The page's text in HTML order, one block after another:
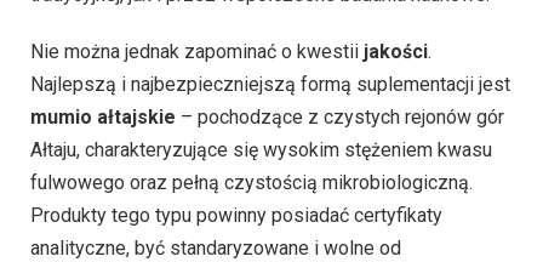
Nie można jednak zapominać o kwestii jakości.
Najlepszą i najbezpieczniejszą formą suplementacji jest
mumio ałtajskie – pochodzące z czystych rejonów gór
Ałtaju, charakteryzujące się wysokim stężeniem kwasu
fulwowego oraz pełną czystością mikrobiologiczną.
Produkty tego typu powinny posiadać certyfikaty
analityczne, być standaryzowane i wolne od